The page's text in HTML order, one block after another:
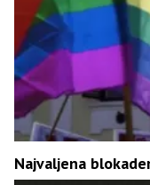
Najvaljena